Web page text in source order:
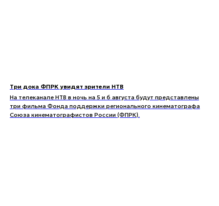
Три дока ФПРК увидят зрители НТВ
На телеканале НТВ в ночь на 5 и 6 августа будут представлены
три фильма Фонда поддержки регионального кинематографа
Союза кинематографистов России (ФПРК).